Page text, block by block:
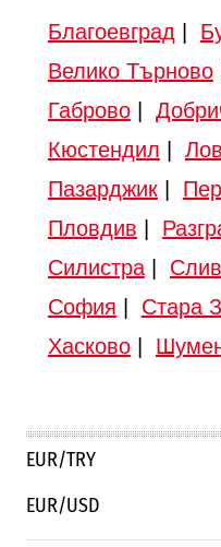
Благоевград
Велико Търново
Габрово|
Кюстендил
Пазарджик|
Пловдив
Силистра|
София
Стара
Хасково|
EUR/TRY
EUR/USD